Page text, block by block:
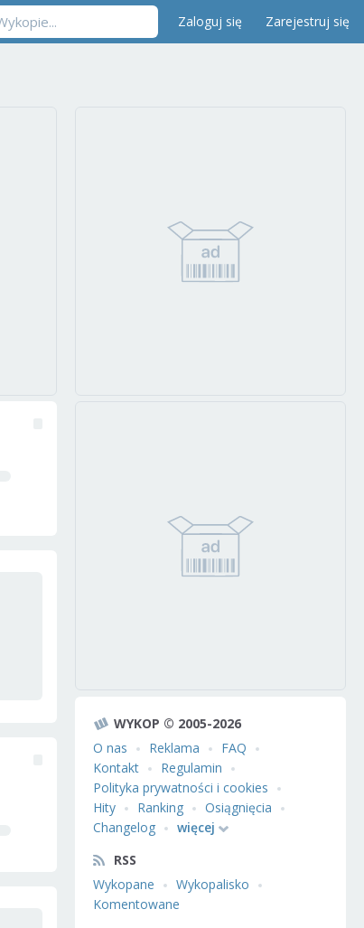
Zaloguj się Zarejestruj się
WYKOP © 2005-2026
O nas
Reklama
FAQ
Kontakt
Regulamin
Polityka prywatności i cookies
Hity
Ranking
Osiągnięcia
Changelog
więcej
RSS
Wykopane
Wykopalisko
Komentowane